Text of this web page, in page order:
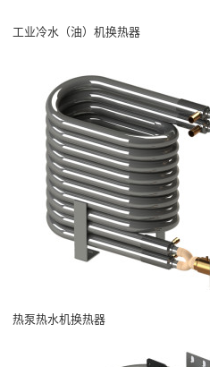
工业冷水（油）机换热器
热泵热水机换热器